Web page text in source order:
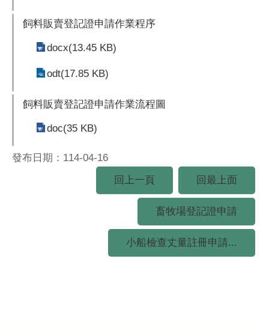
飼料販賣登記證申請作業程序
docx(13.45 KB)
odt(17.85 KB)
飼料販賣登記證申請作業流程圖
doc(35 KB)
發布日期：114-04-16
回上一頁
回最上面
畜牧場登記證申請
小船檢查丈量註冊申請...